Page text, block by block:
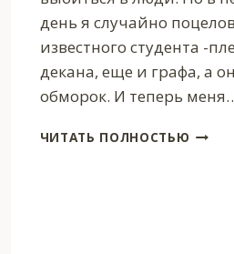
день я случайно
известного студента -
декана, еще и графа, а
обморок. И теперь
ЧИТАТЬ ПОЛНОСТЬЮ